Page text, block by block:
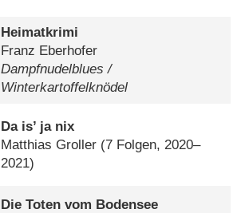
Heimatkrimi
Franz Eberhofer
Dampfnudelblues /​
Winterkartoffelknödel
Da is’ ja nix
Matthias Groller (7 Folgen, 2020–
2021)
Die Toten vom Bodensee